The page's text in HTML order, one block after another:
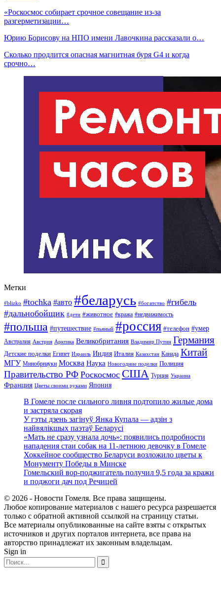
«Роскосмос собирает срочное совещание из-за
разгерметизации…
Юрию Борисову на НПО имени Лавочкина рассказали о…
Сколько продлится опасная магнитная буря G4 и когда
срочно…
Метки
#blizko #tochka #авто #беларусь #богатство #гибель
#дальнобойщик #дети #животное #кража #недвижимость
#польша #путешествие #пьяный #россия #телефон #умер
Австралия Австрия Арктика Великобритания Владимир Путин Германия
Детские поделки Египет Израиль Индия Италия Казахстан Канада Китай
МГУ Минобрнауки Москва Наука Новогодние поделки Полиция
Правительство РФ Роскосмос США Турция Украина
Франция Цветы своими руками Япония
В Гомеле после сильного ливня подтопило жилые дома
и застряла скорая
У гэты дзень загінуў Янка Купала — адзін з
найвялікшых паэтаў Беларусі
«Мать не сразу узнала дочь»: появились подробности
нападения стаи собак на 11-летнюю девочку в Гомеле
Хоккейное сообщество Беларуси возложило цветы к
Монументу Победы в Минске
Гомельский вор-поджигатель получил 9,5 года за кражи
и поджоги дач под Речицей
© 2026 - Новости Гомеля. Все права защищены.
Любое копирование материалов с нашего ресурса разрешается
только с обратной активной ссылкой на страницу статьи.
Все материалы опубликованные на сайте взяты с открытых
источников и других порталов интернета, все права на
авторство принадлежат их законным владельцам.
Sign in